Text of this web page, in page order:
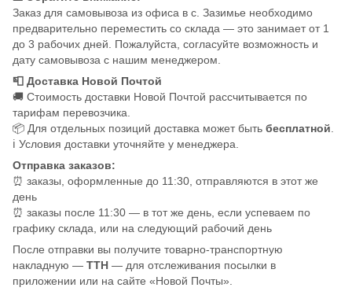
Заказ для самовывоза из офиса в с. Зазимье необходимо
предварительно переместить со склада — это занимает от 1
до 3 рабочих дней. Пожалуйста, согласуйте возможность и
дату самовывоза с нашим менеджером.
📮 Доставка Новой Почтой
🚚 Стоимость доставки Новой Почтой рассчитывается по
тарифам перевозчика.
📦 Для отдельных позиций доставка может быть бесплатной
ℹ️ Условия доставки уточняйте у менеджера.
Отправка заказов:
⏰ заказы, оформленные до 11:30, отправляются в этот же
день
⏰ заказы после 11:30 — в тот же день, если успеваем по
графику склада, или на следующий рабочий день
После отправки вы получите товарно-транспортную
накладную — ТТН — для отслеживания посылки в
приложении или на сайте «Новой Почты».